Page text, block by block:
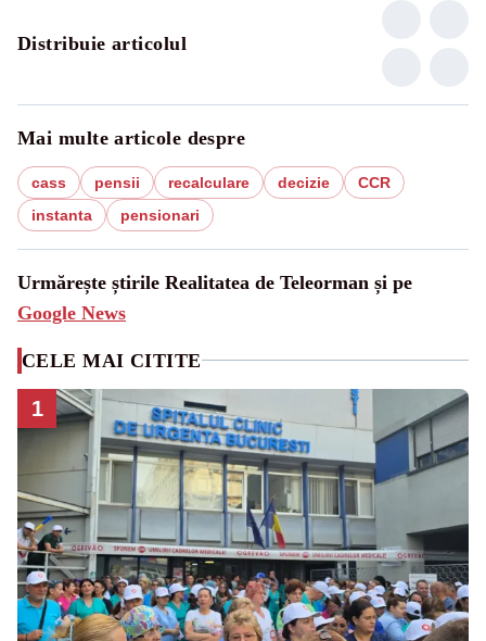
Distribuie articolul
Mai multe articole despre
cass pensii recalculare decizie
CCR
instanta
pensionari
Urmărește știrile Realitatea de Teleorman și pe
Google News
CELE MAI CITITE
1